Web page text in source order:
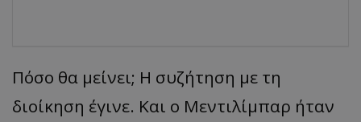
Πόσο θα μείνει; Η συζήτηση με τη
διοίκηση έγινε. Και ο Μεντιλίμπαρ ήταν